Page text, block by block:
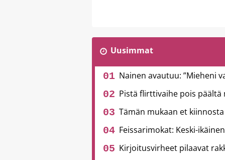
Uusimmat
Nainen avautuu: ”Mieheni
Pistä flirttivaihe pois päältä
Tämän mukaan et
Feissarimokat: Keski-
Kirjoitusvirheet pilaavat